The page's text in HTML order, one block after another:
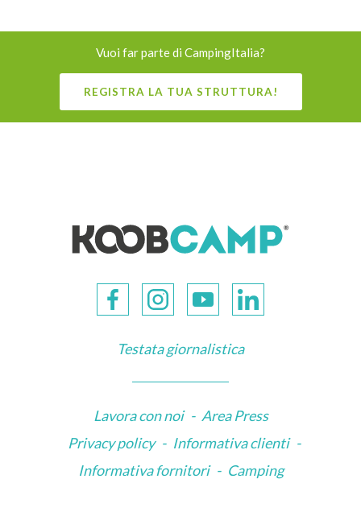
Vuoi far parte di CampingItalia?
REGISTRA LA TUA STRUTTURA!
Testata giornalistica
Lavora con noi - Area Press
Privacy policy - Informativa clienti -
Informativa fornitori - Camping